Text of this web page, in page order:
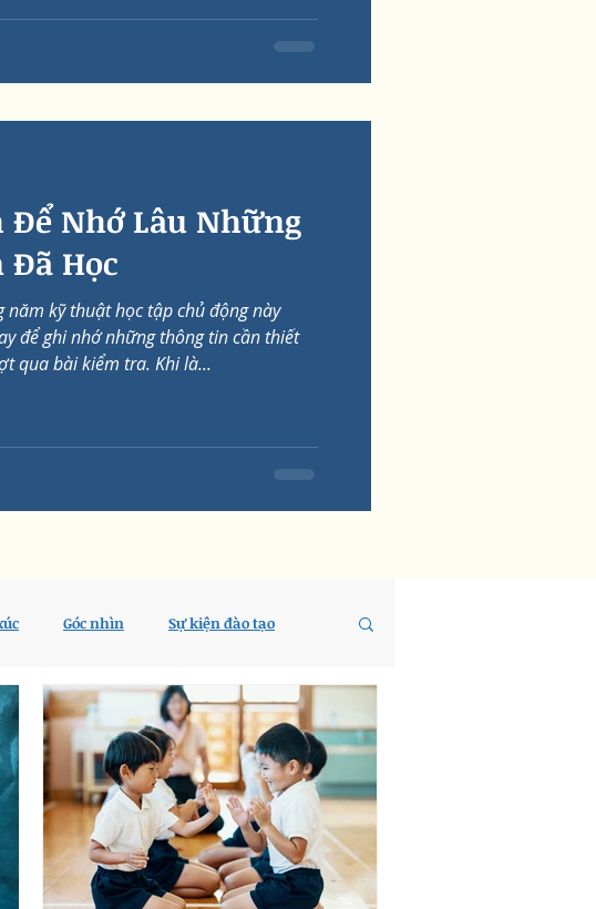
Để Nhớ Lâu Những
Đã Học
năm kỹ thuật học tập chủ động này
để ghi nhớ những thông tin cần thiết
qua bài kiểm tra. Khi là...
Góc nhìn Sự kiện đào tạo